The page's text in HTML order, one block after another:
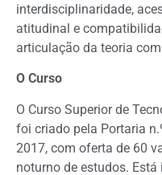
interdisciplinaridade,
atitudinal e
articulação da teoria
O Curso
O Curso Superior de
foi criado pela Portaria
2017, com oferta de 60
noturno de estudos.